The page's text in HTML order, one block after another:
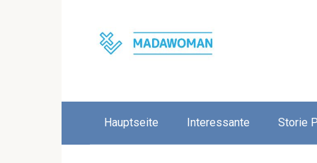
Hauptseite Interessante Storie